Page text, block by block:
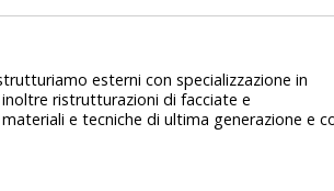
esterni con specializzazione in
ristrutturazioni di facciate e
e tecniche di ultima generazione e